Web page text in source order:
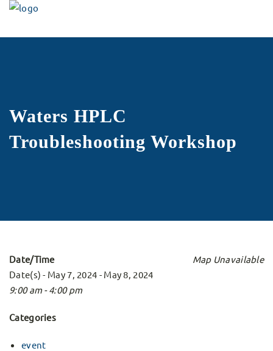
Waters HPLC
Troubleshooting Workshop
Map Unavailable
Date/Time
Date(s) - May 7, 2024 - May 8, 2024
9:00 am - 4:00 pm
Categories
event